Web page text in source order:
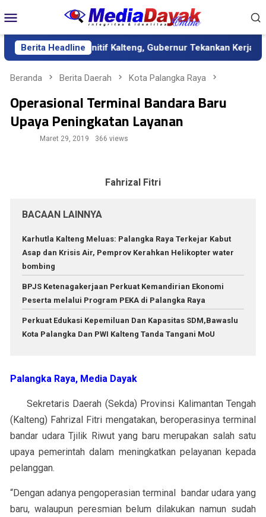
ke
kontenMobile
Berita Headline
Sekda Definitif Kalteng, Gubernur Tekankan Kerja Keras
Beranda Berita Daerah Kota Palangka Raya
Operasional Terminal Bandara Baru
Upaya Peningkatan Layanan
Maret 29, 2019 366 views
Fahrizal Fitri
BACAAN LAINNYA
Karhutla Kalteng Meluas: Palangka Raya Terkejar Kabut
Asap dan Krisis Air, Pemprov Kerahkan Helikopter water
bombing
BPJS Ketenagakerjaan Perkuat Kemandirian Ekonomi
Peserta melalui Program PEKA di Palangka Raya
Perkuat Edukasi Kepemiluan Dan Kapasitas SDM,Bawaslu
Kota Palangka Dan PWI Kalteng Tanda Tangani MoU
Palangka Raya, Media Dayak
Sekretaris Daerah (Sekda) Provinsi Kalimantan Tengah
(Kalteng) Fahrizal Fitri mengatakan, beroperasinya terminal
bandar udara Tjilik Riwut yang baru merupakan salah satu
upaya pemerintah dalam meningkatkan pelayanan kepada
pelanggan.
“Dengan adanya pengoperasian terminal bandar udara yang
baru, walaupun peresmian belum dilakukan namun sudah